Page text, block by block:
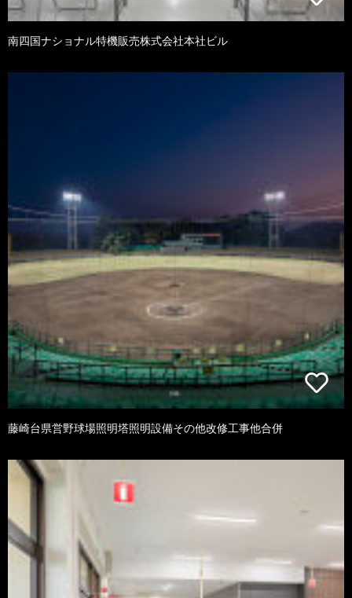
南四国ナショナル特機販売株式会社本社ビル
藤崎台県営野球場照明塔照明設備その他改修工事他合併